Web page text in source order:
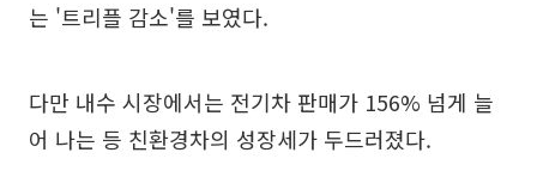
는 '트리플 감소'를 보였다.
다만 내수 시장에서는 전기차 판매가 156% 넘게 늘
어 나는 등 친환경차의 성장세가 두드러졌다.